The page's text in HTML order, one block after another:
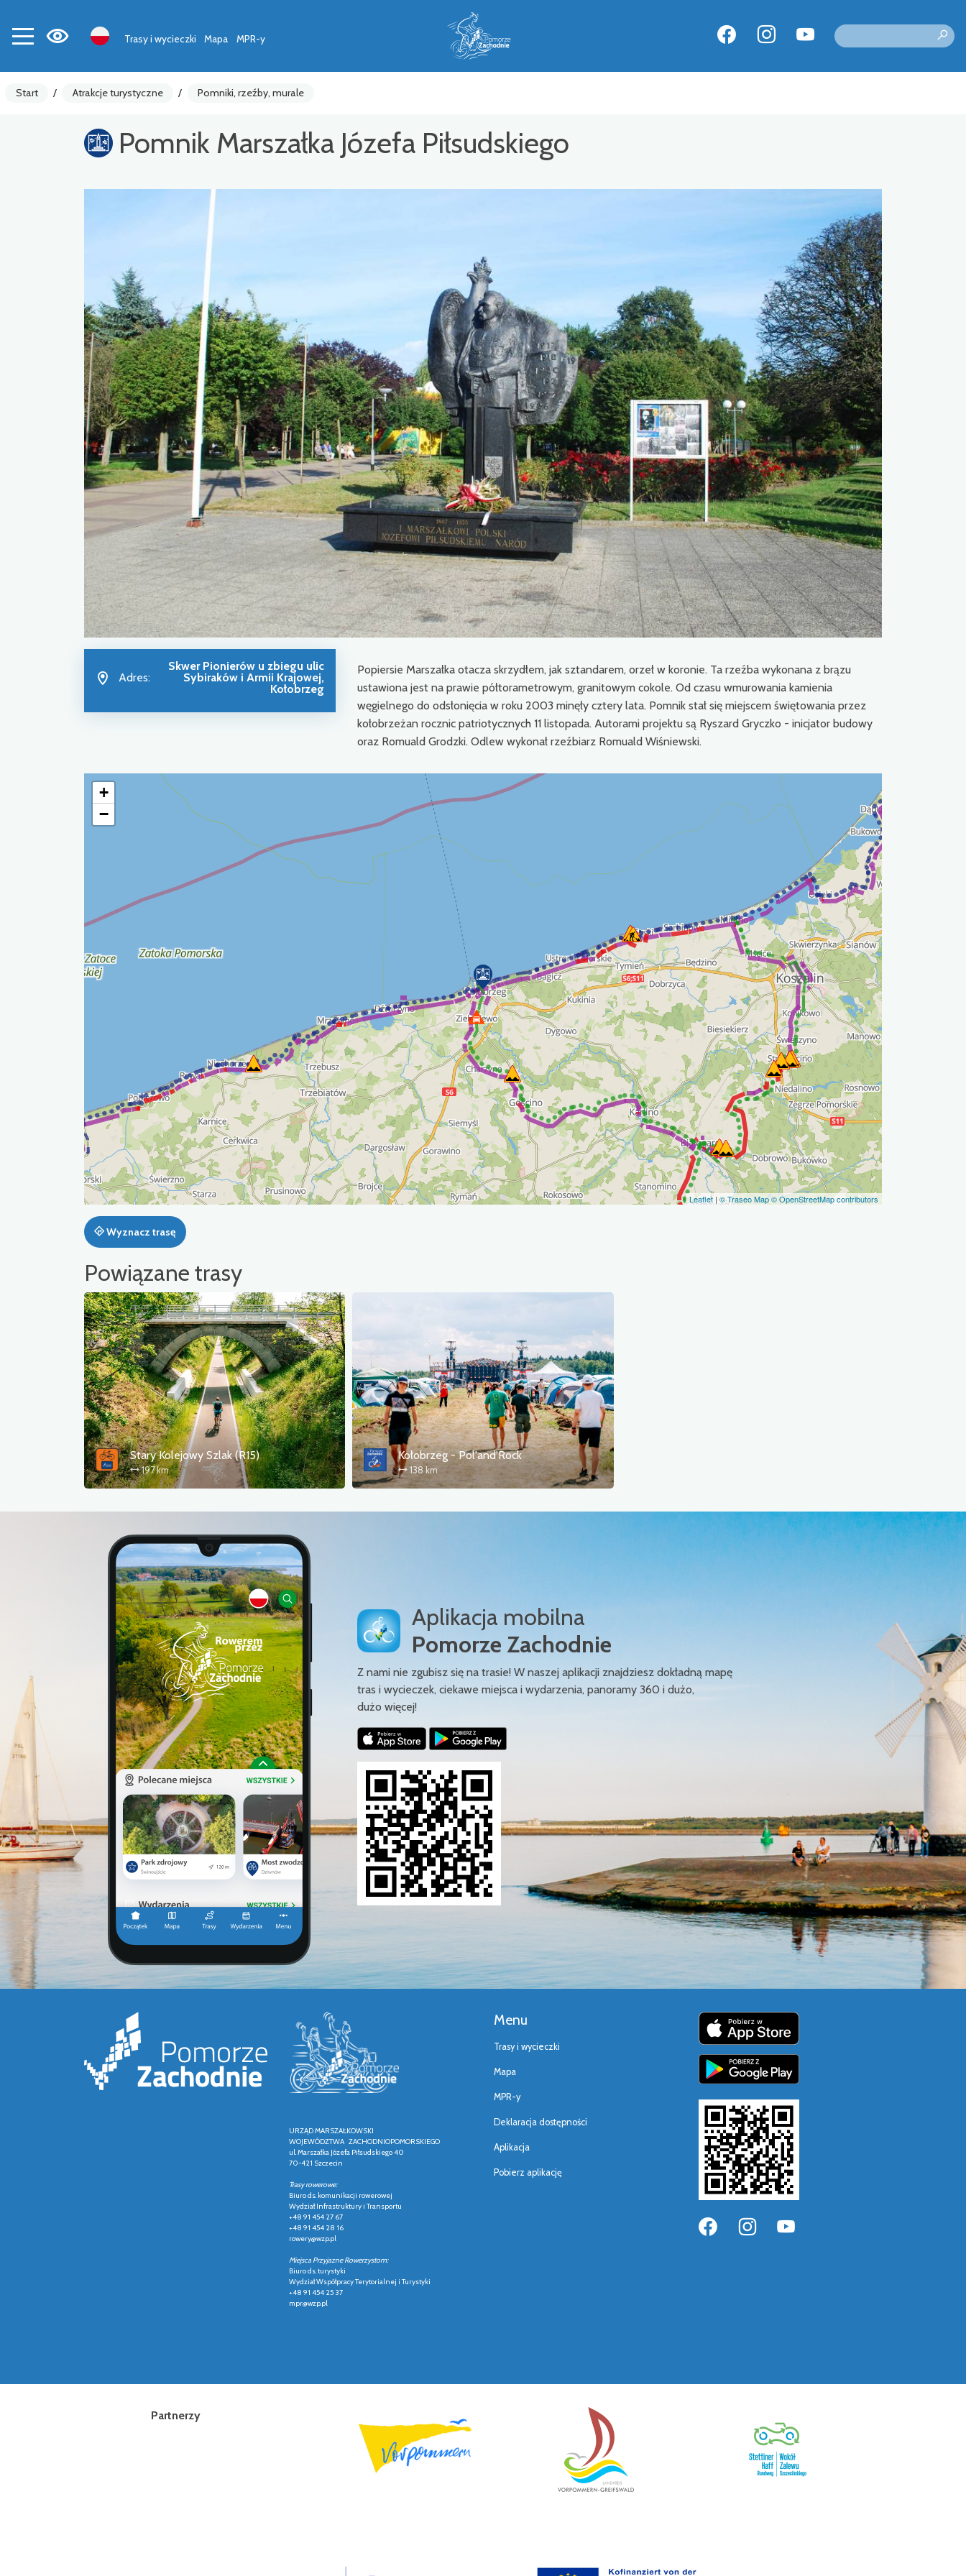
Trasy i wycieczki Mapa MPR-y
Start / Atrakcje turystyczne / Pomniki, rzeźby, murale
Pomnik Marszałka Józefa Piłsudskiego
Adres:
Skwer Pionierów u zbiegu ulic
Sybiraków i Armii Krajowej,
Kołobrzeg
Popiersie Marszałka otacza skrzydłem, jak sztandarem, orzeł w koronie. Ta rzeźba wykonana z brązu
ustawiona jest na prawie półtorametrowym, granitowym cokole. Od czasu wmurowania kamienia
węgielnego do odsłonięcia w roku 2003 minęły cztery lata. Pomnik stał się miejscem świętowania przez
kołobrzeżan rocznic patriotycznych 11 listopada. Autorami projektu są Ryszard Gryczko - inicjator budowy
oraz Romuald Grodzki. Odlew wykonał rzeźbiarz Romuald Wiśniewski.
+
−
Leaflet | © Traseo Map© OpenStreetMap contributors
Wyznacz trasę
Powiązane trasy
Stary Kolejowy Szlak (R15)
197 km
Kołobrzeg - Pol'and'Rock
138 km
Aplikacja mobilna
Pomorze Zachodnie
Z nami nie zgubisz się na trasie! W naszej aplikacji znajdziesz dokładną mapę
tras i wycieczek, ciekawe miejsca i wydarzenia, panoramy 360 i dużo,
dużo więcej!
URZĄD MARSZAŁKOWSKI
WOJEWÓDZTWA ZACHODNIOPOMORSKIEGO
ul. Marszałka Józefa Piłsudskiego 40
70-421 Szczecin
Trasy rowerowe:
Biuro ds. komunikacji rowerowej
Wydział Infrastruktury i Transportu
+48 91 454 27 67
+48 91 454 28 16
rowery@wzp.pl
Miejsca Przyjazne Rowerzystom:
Biuro ds. turystyki
Wydział Współpracy Terytorialnej i Turystyki
+48 91 454 25 37
mpr@wzp.pl
Menu
Trasy i wycieczki
Mapa
MPR-y
Deklaracja dostępności
Aplikacja
Pobierz aplikację
Partnerzy